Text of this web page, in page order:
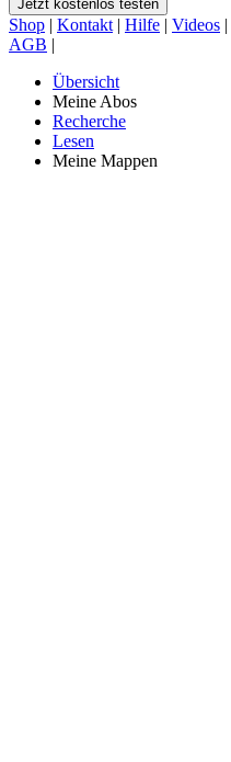
Jetzt kostenlos testen
Shop | Kontakt | Hilfe | Videos |
AGB |
Übersicht
Meine Abos
Recherche
Lesen
Meine Mappen